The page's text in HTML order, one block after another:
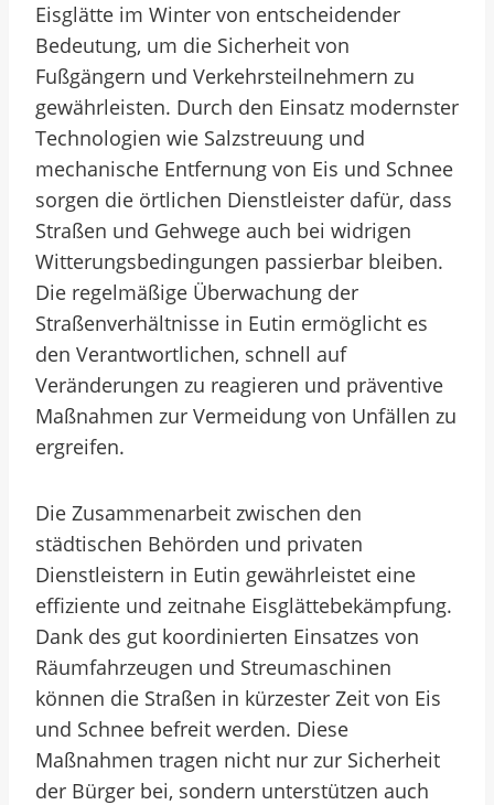
Eisglätte im Winter von entscheidender
Bedeutung, um die Sicherheit von
Fußgängern und Verkehrsteilnehmern zu
gewährleisten. Durch den Einsatz modernster
Technologien wie Salzstreuung und
mechanische Entfernung von Eis und Schnee
sorgen die örtlichen Dienstleister dafür, dass
Straßen und Gehwege auch bei widrigen
Witterungsbedingungen passierbar bleiben.
Die regelmäßige Überwachung der
Straßenverhältnisse in Eutin ermöglicht es
den Verantwortlichen, schnell auf
Veränderungen zu reagieren und präventive
Maßnahmen zur Vermeidung von Unfällen zu
ergreifen.
Die Zusammenarbeit zwischen den
städtischen Behörden und privaten
Dienstleistern in Eutin gewährleistet eine
effiziente und zeitnahe Eisglättebekämpfung.
Dank des gut koordinierten Einsatzes von
Räumfahrzeugen und Streumaschinen
können die Straßen in kürzester Zeit von Eis
und Schnee befreit werden. Diese
Maßnahmen tragen nicht nur zur Sicherheit
der Bürger bei, sondern unterstützen auch